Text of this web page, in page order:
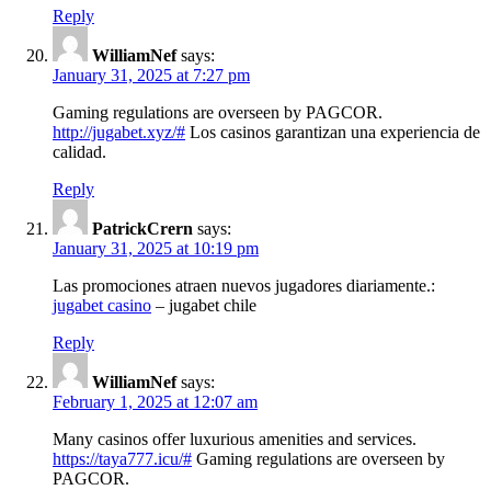
Reply
WilliamNef says:
January 31, 2025 at 7:27 pm
Gaming regulations are overseen by PAGCOR.
http://jugabet.xyz/# Los casinos garantizan una experiencia de
calidad.
Reply
PatrickCrern says:
January 31, 2025 at 10:19 pm
Las promociones atraen nuevos jugadores diariamente.:
jugabet casino – jugabet chile
Reply
WilliamNef says:
February 1, 2025 at 12:07 am
Many casinos offer luxurious amenities and services.
https://taya777.icu/# Gaming regulations are overseen by
PAGCOR.